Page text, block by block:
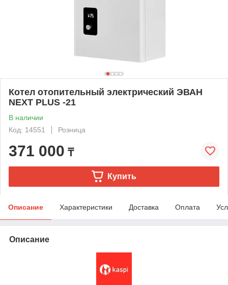
Котел отопительный электрический ЭВАН
NEXT PLUS -21
В наличии
Код: 14551
Розница
371 000 ₸
Купить
Описание Характеристики Доставка Оплата
Описание